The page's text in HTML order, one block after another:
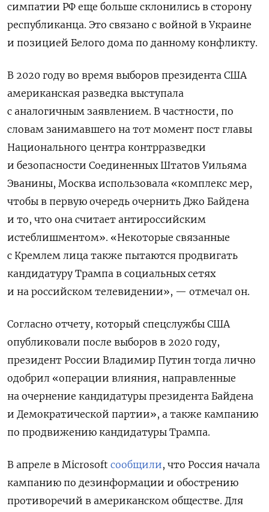
симпатии РФ еще больше склонились в сторону
республиканца. Это связано с войной в Украине
и позицией Белого дома по данному конфликту.
В 2020 году во время выборов президента США
американская разведка выступала
с аналогичным заявлением. В частности, по
словам занимавшего на тот момент пост главы
Национального центра контрразведки
и безопасности Соединенных Штатов Уильяма
Эванины, Москва использовала «комплекс мер,
чтобы в первую очередь очернить Джо Байдена
и то, что она считает антироссийским
истеблишментом». «Некоторые связанные
с Кремлем лица также пытаются продвигать
кандидатуру Трампа в социальных сетях
и на российском телевидении», — отмечал он.
Согласно отчету, который спецслужбы США
опубликовали после выборов в 2020 году,
президент России Владимир Путин тогда лично
одобрил «операции влияния, направленные
на очернение кандидатуры президента Байдена
и Демократической партии», а также кампанию
по продвижению кандидатуры Трампа.
В апреле в Microsoft сообщили, что Россия начала
кампанию по дезинформации и обострению
противоречий в американском обществе. Для